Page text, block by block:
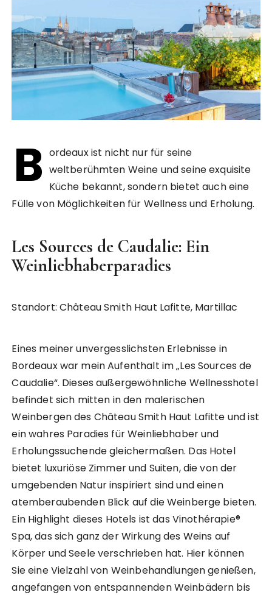
B ordeaux ist nicht nur für seine
weltberühmten Weine und seine exquisite
Küche bekannt, sondern bietet auch eine
Fülle von Möglichkeiten für Wellness und Erholung.
Les Sources de Caudalie: Ein
Weinliebhaberparadies
Standort: Château Smith Haut Lafitte, Martillac
Eines meiner unvergesslichsten Erlebnisse in
Bordeaux war mein Aufenthalt im „Les Sources de
Caudalie“. Dieses außergewöhnliche Wellnesshotel
befindet sich mitten in den malerischen
Weinbergen des Château Smith Haut Lafitte und ist
ein wahres Paradies für Weinliebhaber und
Erholungssuchende gleichermaßen. Das Hotel
bietet luxuriöse Zimmer und Suiten, die von der
umgebenden Natur inspiriert sind und einen
atemberaubenden Blick auf die Weinberge bieten.
Ein Highlight dieses Hotels ist das Vinothérapie®
Spa, das sich ganz der Wirkung des Weins auf
Körper und Seele verschrieben hat. Hier können
Sie eine Vielzahl von Weinbehandlungen genießen,
angefangen von entspannenden Weinbädern bis